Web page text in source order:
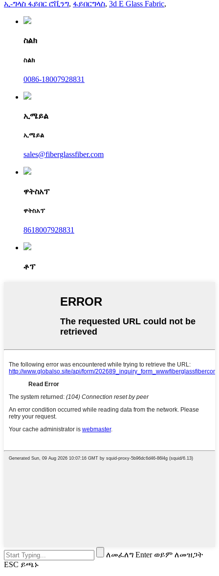
ኢ-ግላስ ፋይበር ሮቪንግ, ፋይበርግላስ, 3d E Glass Fabric,
ስልክ
ስልክ
0086-18007928831
ኢሜይል
ኢሜይል
sales@fiberglassfiber.com
ዋትስአፕ
ዋትስአፕ
8618007928831
ቶፕ
ለመፈለግ Enter ወይም ለመዝጋት
ESC ይጫኑ